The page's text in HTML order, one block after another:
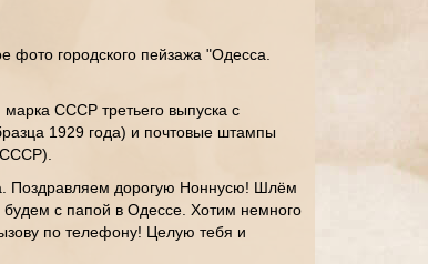
фото городского пейзажа "Одесса.
марка СССР третьего выпуска с
1929 года) и почтовые штампы
Поздравляем дорогую Ноннусю! Шлём
с папой в Одессе. Хотим немного
по телефону! Целую тебя и